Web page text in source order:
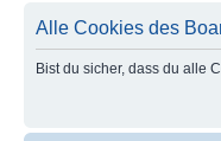
Alle Cookies des
Bist du sicher, dass du alle